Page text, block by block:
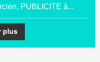
PUBLICITE à...
plus